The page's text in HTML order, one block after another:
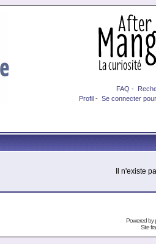
FAQ -
Profil - Se connecter
Il n'existe
Powered by
Site